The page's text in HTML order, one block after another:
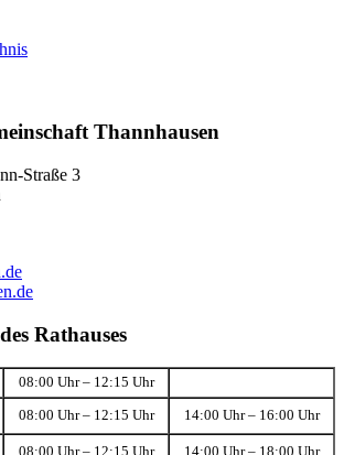
Thannhausen
Straße 3
Rathauses
08:00 Uhr – 12:15 Uhr
08:00 Uhr – 12:15 Uhr 14:00 Uhr – 16:00 Uhr